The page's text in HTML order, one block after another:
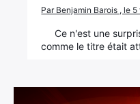
Par Benjamin Barois , le
Ce n'est une
comme le titre était